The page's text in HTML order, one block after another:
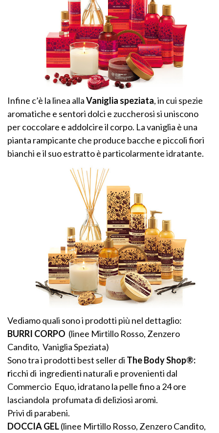
Infine c’è la linea allaVaniglia speziata, in cui spezie
aromatiche e sentori dolci e zuccherosi si uniscono
per coccolare e addolcire il corpo. La vaniglia è una
pianta rampicante che produce bacche e piccoli fiori
bianchi e il suo estratto è particolarmente idratante.
Vediamo quali sono i prodotti più nel dettaglio:
BURRI CORPO (linee Mirtillo Rosso, Zenzero
Candito, Vaniglia Speziata)
Sono tra i prodotti best seller di The Body Shop®:
ricchi di ingredienti naturali e provenienti dal
Commercio Equo, idratano la pelle fino a 24 ore
lasciandola profumata di deliziosi aromi.
Privi di parabeni.
DOCCIA GEL(linee Mirtillo Rosso, Zenzero Candito,